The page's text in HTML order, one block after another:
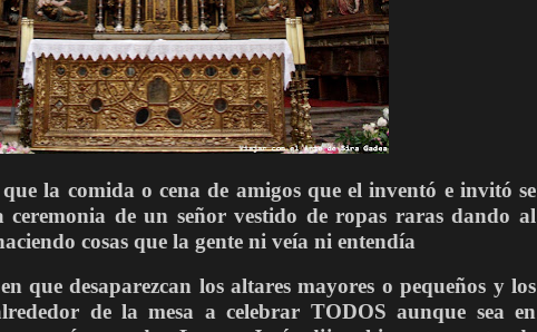
la comida o cena de amigos que el inventó e invitó se
ceremonia de un señor vestido de ropas raras dando al
cosas que la gente ni veía ni entendía
que desaparezcan los altares mayores o pequeños y los
de la mesa a celebrar TODOS aunque sea en